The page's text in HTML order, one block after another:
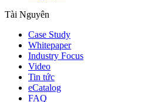
Tài Nguyên
Case Study
Whitepaper
Industry Focus
Video
Tin tức
eCatalog
FAQ